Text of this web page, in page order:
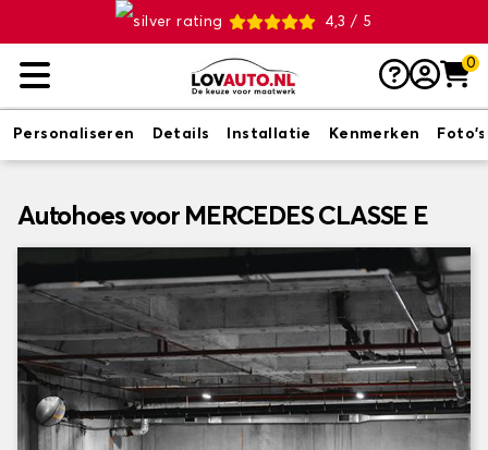
4,3 / 5
0
Personaliseren Details Installatie Kenmerken Foto's
Autohoes voor MERCEDES CLASSE E